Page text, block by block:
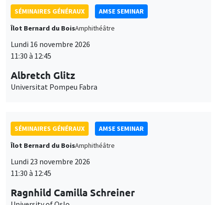
Îlot Bernard du BoisAmphithéâtre
Lundi 16 novembre 2026
11:30 à 12:45
Albretch Glitz
Universitat Pompeu Fabra
Îlot Bernard du BoisAmphithéâtre
Lundi 23 novembre 2026
11:30 à 12:45
Ragnhild Camilla Schreiner
University of Oslo